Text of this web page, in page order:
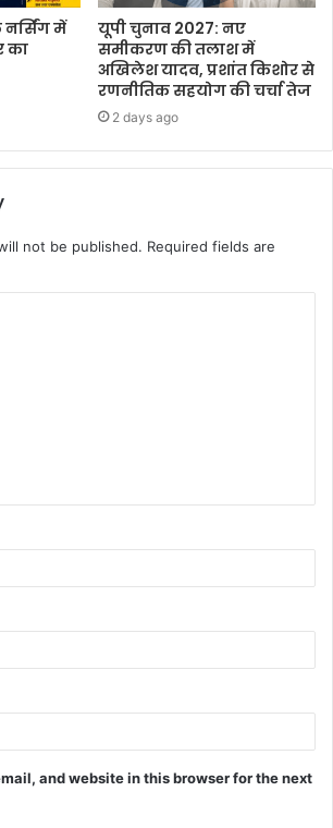
नर्सिंग में
का
यूपी चुनाव 2027: नए
समीकरण की तलाश में
अखिलेश यादव, प्रशांत किशोर से
रणनीतिक सहयोग की चर्चा तेज
2 days ago
not be published. Required fields are
and website in this browser for the next